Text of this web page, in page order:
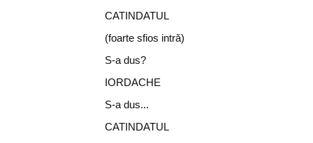
CATINDATUL
(foarte sfios intră)
S-a dus?
IORDACHE
S-a dus...
CATINDATUL